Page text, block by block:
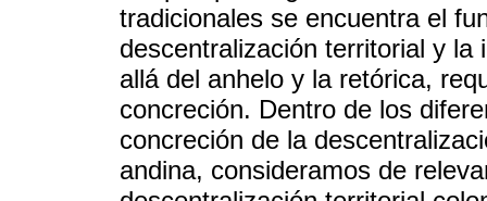
tradicionales se encuentra el
descentralización territorial y
allá del anhelo y la retórica,
concreción. Dentro de los
concreción de la
andina, consideramos de